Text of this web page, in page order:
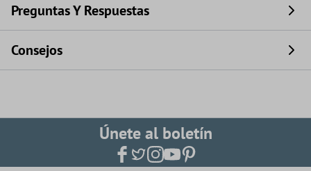
Preguntas Y Respuestas
Consejos
Únete al boletín